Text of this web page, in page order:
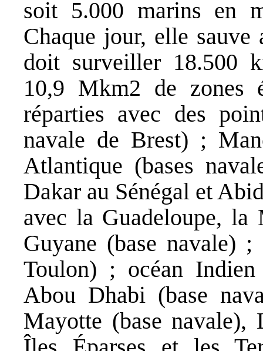
soit 5.000 marins en
Chaque jour, elle
doit surveiller 18.500
10,9 Mkm2 de zones
réparties avec des
navale de Brest) ;
Atlantique (bases
Dakar au Sénégal et
avec la Guadeloupe, la
Guyane (base navale)
Toulon) ; océan
Abou Dhabi (base
Mayotte (base navale),